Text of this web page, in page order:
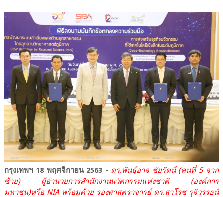
กรุงเทพฯ 18 พฤศจิกายน 2563 - ดร.พันธุ์อาจ ชัยรัตน์ (คนที่ 5 จาก
ซ้าย) ผู้อำนวยการสำนักงานนวัตกรรมแห่งชาติ (องค์การ
มหาชน)หรือ NIA พร้อมด้วย รองศาสตราจารย์ ดร.สาโรช รุจิวรรธน์